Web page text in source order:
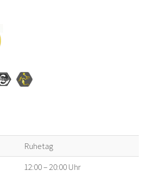
Ruhetag
12:00 – 20:00 Uhr